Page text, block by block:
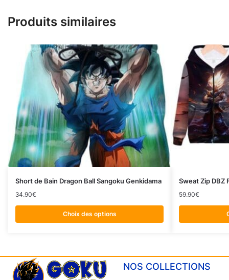
Produits similaires
Short de Bain Dragon Ball Sangoku Genkidama
34.90€
Choix des options
Sweat Zip DBZ
59.90€
NOS COLLECTIONS